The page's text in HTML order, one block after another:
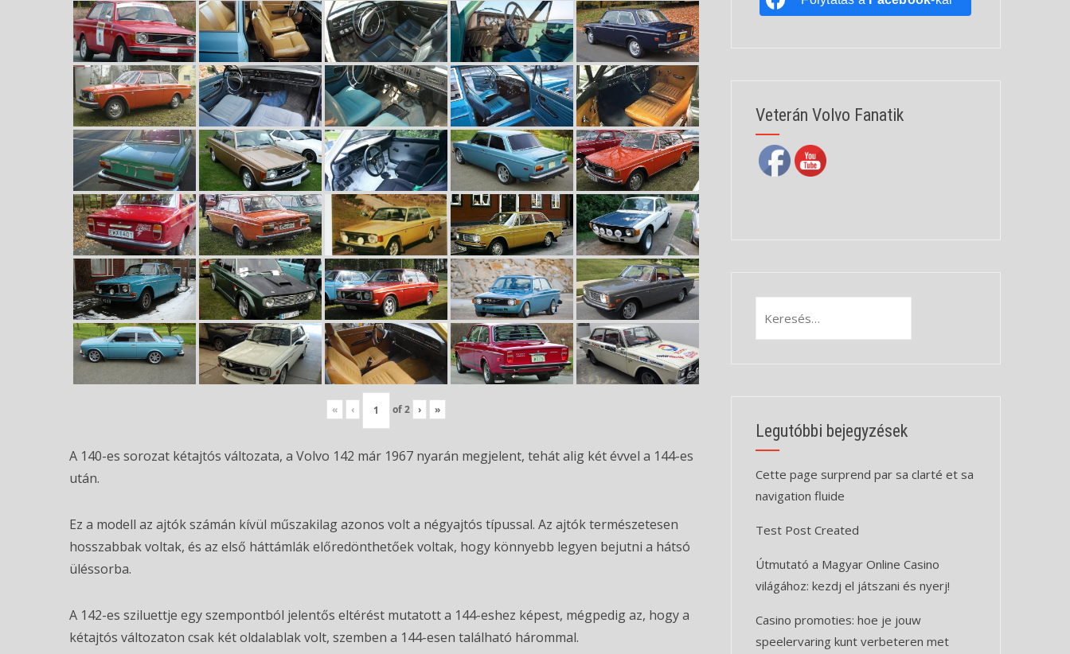
« ‹ of2 › »
A 140-es sorozat kétajtós változata, a Volvo 142 már 1967 nyarán megjelent, tehát alig két évvel a 144-es
után.
Ez a modell az ajtók számán kívül műszakilag azonos volt a négyajtós típussal. Az ajtók természetesen
hosszabbak voltak, és az első háttámlák előredönthetőek voltak, hogy könnyebb legyen bejutni a hátsó
üléssorba.
A 142-es sziluettje egy szempontból jelentős eltérést mutatott a 144-eshez képest, mégpedig az, hogy a
kétajtós változaton csak két oldalablak volt, szemben a 144-esen található hárommal.
Veterán Volvo Fanatik
Legutóbbi bejegyzések
Cette page surprend par sa clarté et sa
navigation fluide
Test Post Created
Útmutató a Magyar Online Casino
világához: kezdj el játszani és nyerj!
Casino promoties: hoe je jouw
speelervaring kunt verbeteren met